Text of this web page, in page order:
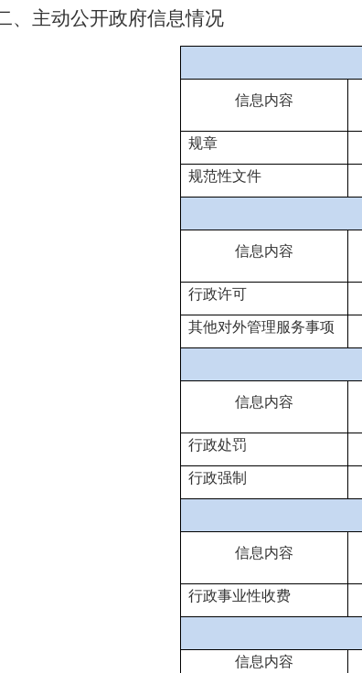
、主动公开政府信息情况
信息内容
规章
规范性文件
信息内容
行政许可
其他对外管理服务事项
信息内容
行政处罚
行政强制
信息内容
行政事业性收费
信息内容